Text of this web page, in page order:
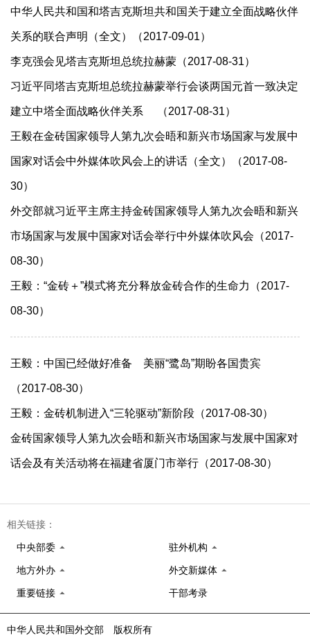
中华人民共和国和塔吉克斯坦共和国关于建立全面战略伙伴
关系的联合声明（全文）（2017-09-01）
李克强会见塔吉克斯坦总统拉赫蒙（2017-08-31）
习近平同塔吉克斯坦总统拉赫蒙举行会谈两国元首一致决定
建立中塔全面战略伙伴关系 （2017-08-31）
王毅在金砖国家领导人第九次会晤和新兴市场国家与发展中
国家对话会中外媒体吹风会上的讲话（全文）（2017-08-
30）
外交部就习近平主席主持金砖国家领导人第九次会晤和新兴
市场国家与发展中国家对话会举行中外媒体吹风会（2017-
08-30）
王毅：“金砖＋”模式将充分释放金砖合作的生命力（2017-
08-30）
王毅：中国已经做好准备 美丽“鹭岛”期盼各国贵宾
（2017-08-30）
王毅：金砖机制进入“三轮驱动”新阶段（2017-08-30）
金砖国家领导人第九次会晤和新兴市场国家与发展中国家对
话会及有关活动将在福建省厦门市举行（2017-08-30）
相关链接：
中央部委 驻外机构
地方外办 外交新媒体
重要链接 干部考录
中华人民共和国外交部 版权所有